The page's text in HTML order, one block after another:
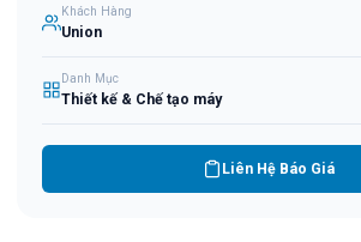
Khách Hàng
Union
Danh Mục
Thiết kế & Chế tạo máy
Liên Hệ Báo Giá